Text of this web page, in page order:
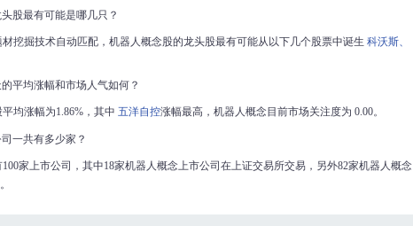
股最有可能是哪几只？
挖掘技术自动匹配，机器人概念股的龙头股最有可能从以下几个股票中诞生 科沃斯、
平均涨幅和市场人气如何？
均涨幅为1.86%，其中 五洋自控涨幅最高，机器人概念目前市场关注度为 0.00。
一共有多少家？
家上市公司，其中18家机器人概念上市公司在上证交易所交易，另外82家机器人概念